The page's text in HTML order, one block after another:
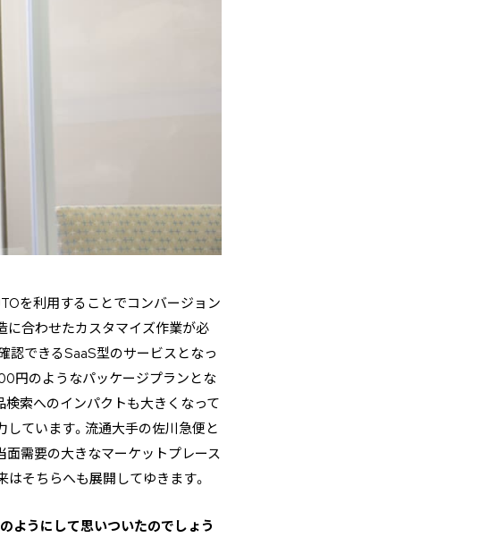
を利用することでコンバージョン
に合わせたカスタマイズ作業が必
認できるSaaS型のサービスとなっ
円のようなパッケージプランとな
検索へのインパクトも大きくなって
ています。流通大手の佐川急便と
面需要の大きなマーケットプレース
はそちらへも展開してゆきます。
ようにして思いついたのでしょう